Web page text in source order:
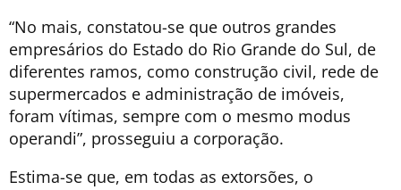
“No mais, constatou-se que outros grandes
empresários do Estado do Rio Grande do Sul, de
diferentes ramos, como construção civil, rede de
supermercados e administração de imóveis,
foram vítimas, sempre com o mesmo modus
operandi”, prosseguiu a corporação.
Estima-se que, em todas as extorsões, o